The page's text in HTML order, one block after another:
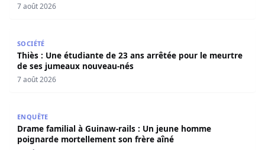
7 août 2026
SOCIÉTÉ
Thiès : Une étudiante de 23 ans arrêtée pour le meurtre
de ses jumeaux nouveau-nés
7 août 2026
ENQUÊTE
Drame familial à Guinaw-rails : Un jeune homme
poignarde mortellement son frère aîné